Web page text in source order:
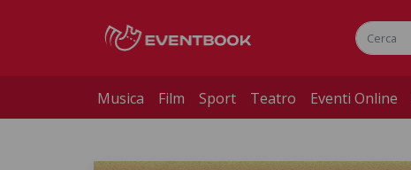
Musica Film Sport Teatro Eventi Online